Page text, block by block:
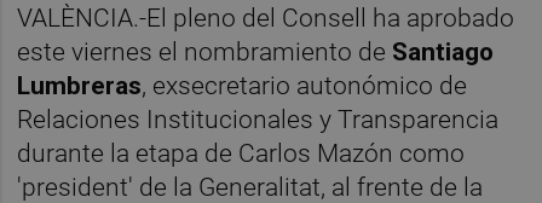
VALÈNCIA.-El pleno del Consell ha aprobado
este viernes el nombramiento de Santiago
Lumbreras, exsecretario autonómico de
Relaciones Institucionales y Transparencia
durante la etapa de Carlos Mazón como
'president' de la Generalitat, al frente de la